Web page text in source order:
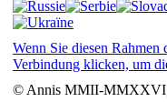
Wenn Sie diesen Rahmen
Verbindung klicken, um
© Annis MMII-MMXXVI,